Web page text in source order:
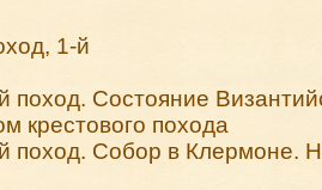
1-й
поход. Состояние
крестового похода
поход. Собор в Клермоне.